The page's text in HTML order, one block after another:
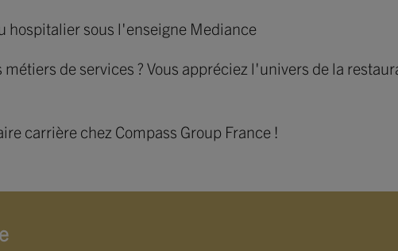
hospitalier sous l'enseigne Mediance
de services ? Vous appréciez l'univers de la
carrière chez Compass Group France !